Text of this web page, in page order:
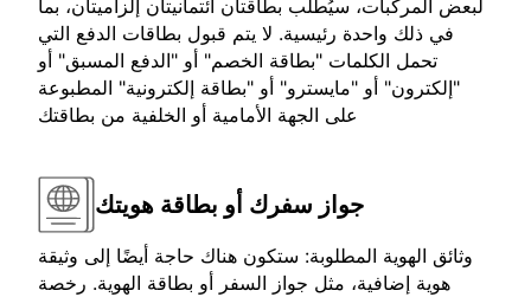
لبعض المركبات، سيُطلب بطاقتان ائتمانيتان إلزاميتان، بما
في ذلك واحدة رئيسية. لا يتم قبول بطاقات الدفع التي
تحمل الكلمات "بطاقة الخصم" أو "الدفع المسبق" أو
"إلكترون" أو "مايسترو" أو "بطاقة إلكترونية" المطبوعة
على الجهة الأمامية أو الخلفية من بطاقتك
جواز سفرك أو بطاقة هويتك
وثائق الهوية المطلوبة: ستكون هناك حاجة أيضًا إلى وثيقة
هوية إضافية، مثل جواز السفر أو بطاقة الهوية. رخصة